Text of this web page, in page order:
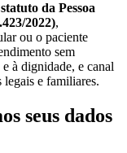
da Pessoa
2022),
ou o paciente
sem
à dignidade, e canal
legais e familiares.
seus dados